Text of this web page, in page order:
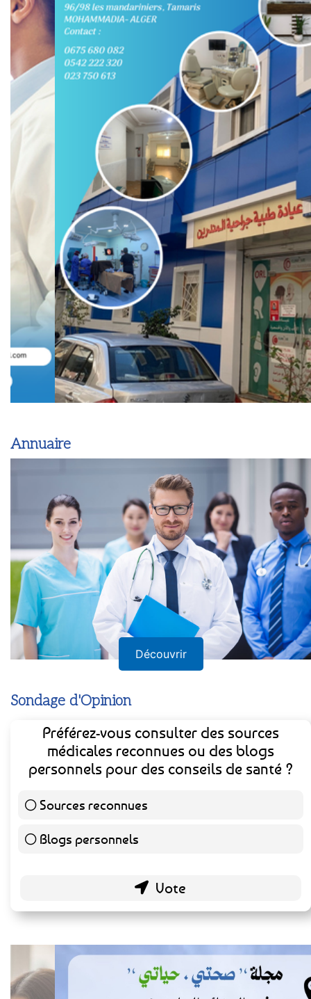
Annuaire
Découvrir
Sondage d'Opinion
Préférez-vous consulter des sources
médicales reconnues ou des blogs
personnels pour des conseils de santé ?
Sources reconnues
Blogs personnels